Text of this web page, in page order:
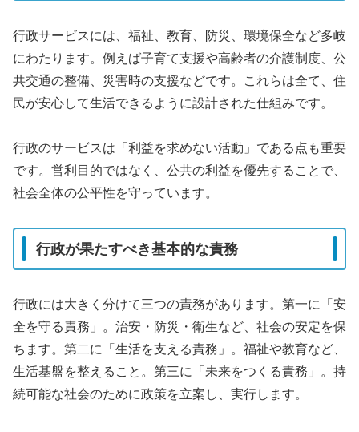
行政サービスには、福祉、教育、防災、環境保全など多岐
にわたります。例えば子育て支援や高齢者の介護制度、公
共交通の整備、災害時の支援などです。これらは全て、住
民が安心して生活できるように設計された仕組みです。
行政のサービスは「利益を求めない活動」である点も重要
です。営利目的ではなく、公共の利益を優先することで、
社会全体の公平性を守っています。
行政が果たすべき基本的な責務
行政には大きく分けて三つの責務があります。第一に「安
全を守る責務」。治安・防災・衛生など、社会の安定を保
ちます。第二に「生活を支える責務」。福祉や教育など、
生活基盤を整えること。第三に「未来をつくる責務」。持
続可能な社会のために政策を立案し、実行します。